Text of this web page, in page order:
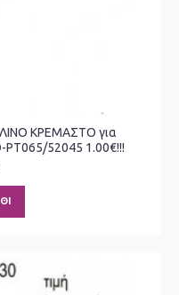
ΚΡΕΜΑΣΤΟ για
ΡΤ065/52045 1.00€!!!